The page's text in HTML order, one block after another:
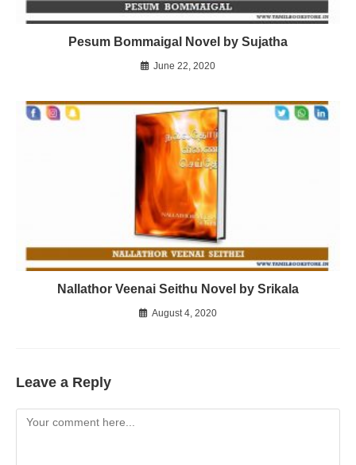
Pesum Bommaigal Novel by Sujatha
June 22, 2020
Nallathor Veenai Seithu Novel by Srikala
August 4, 2020
Leave a Reply
Comment